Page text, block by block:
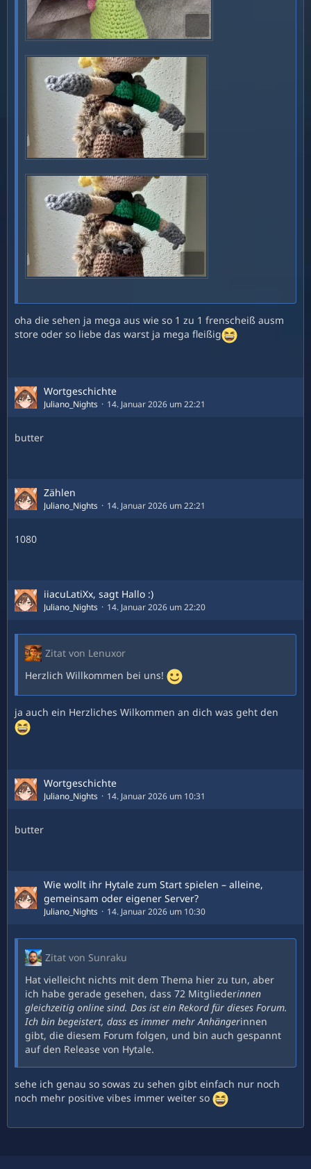
Link:https://www.renick.io/de/blog/post/h…n-und-
verwalten
oha die sehen ja mega aus wie so 1 zu 1 frenscheiß ausm
store oder so liebe das warst ja mega fleißig
Wortgeschichte
Juliano_Nights 14. Januar 2026 um 22:21
butter
Zählen
Juliano_Nights 14. Januar 2026 um 22:21
1080
iiacuLatiXx, sagt Hallo :)
Juliano_Nights 14. Januar 2026 um 22:20
Zitat von Lenuxor
Herzlich Willkommen bei uns!
ja auch ein Herzliches Wilkommen an dich was geht den
Wortgeschichte
Juliano_Nights 14. Januar 2026 um 10:31
butter
Wie wollt ihr Hytale zum Start spielen – alleine,
gemeinsam oder eigener Server?
Juliano_Nights 14. Januar 2026 um 10:30
Zitat von Sunraku
Hat vielleicht nichts mit dem Thema hier zu tun, aber
ich habe gerade gesehen, dass 72 Mitgliederinnen
gleichzeitig online sind. Das ist ein Rekord für dieses Forum.
Ich bin begeistert, dass es immer mehr Anhängerinnen
gibt, die diesem Forum folgen, und bin auch gespannt
auf den Release von Hytale.
sehe ich genau so sowas zu sehen gibt einfach nur noch
noch mehr positive vibes immer weiter so